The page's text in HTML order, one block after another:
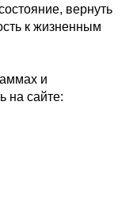
вернуть
к жизненным
и
на сайте: